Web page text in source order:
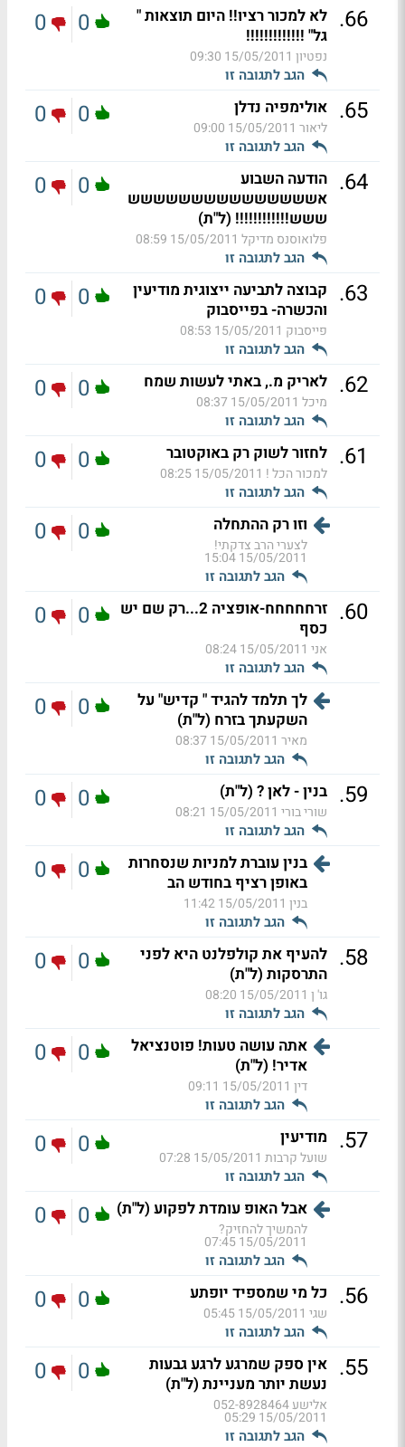
66
. לא למכור רציו!! היום תוצאות "
גל" !!!!!!!!!!!!!
נפטיון 15/05/2011 09:30
הגב לתגובה זו
0
0
65
. אולימפיה נדלן
ליאור 15/05/2011 09:00
הגב לתגובה זו
0
0
64
. הודעה השבוע
אששששששששששששששש
ששש!!!!!!!!!!!! (ל"ת)
פלואוסנס מדיקל 15/05/2011 08:59
הגב לתגובה זו
0
0
63
. קבוצה לתביעה ייצוגית מודיעין
והכשרה- בפייסבוק
פייסבוק 15/05/2011 08:53
הגב לתגובה זו
0
0
62
. לאריק מ., באתי לעשות שמח
מיכל 15/05/2011 08:37
הגב לתגובה זו
0
0
61
. לחזור לשוק רק באוקטובר
למכור הכל ! 15/05/2011 08:25
הגב לתגובה זו
0
0
וזו רק ההתחלה
לצערי הרב צדקתי!
15/05/2011 15:04
הגב לתגובה זו
0
0
60
.
זרחחחחח-אופציה 2...רק שם יש
כסף
אני 15/05/2011 08:24
הגב לתגובה זו
0
0
לך תלמד להגיד " קדיש" על
השקעתך בזרח (ל"ת)
מאיר 15/05/2011 08:37
הגב לתגובה זו
0
0
59
. בנין - לאן ? (ל"ת)
שורי בורי 15/05/2011 08:21
הגב לתגובה זו
0
0
בנין עוברת למניות שנסחרות
באופן רציף בחודש הב
בנין 15/05/2011 11:42
הגב לתגובה זו
0
0
58
. להעיף את קולפלנט היא לפני
התרסקות (ל"ת)
גו' ן 15/05/2011 08:20
הגב לתגובה זו
0
0
אתה עושה טעות! פוטנציאל
אדיר! (ל"ת)
דין 15/05/2011 09:11
הגב לתגובה זו
0
0
57
. מודיעין
שועל קרבות 15/05/2011 07:28
הגב לתגובה זו
0
0
אבל האופ עומדת לפקוע (ל"ת)
להמשיך להחזיק?
15/05/2011 07:45
הגב לתגובה זו
0
0
56
. כל מי שמספיד יופתע
שגי 15/05/2011 05:45
הגב לתגובה זו
0
0
55
. אין ספק שמרגע לרגע גבעות
נעשת יותר מעניינת (ל"ת)
אלישע 052-8928464
15/05/2011 05:29
הגב לתגובה זו
0
0